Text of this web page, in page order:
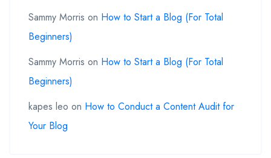
Sammy Morris on How to Start a Blog (For Total
Beginners)
Sammy Morris on How to Start a Blog (For Total
Beginners)
kapes leo on How to Conduct a Content Audit for
Your Blog